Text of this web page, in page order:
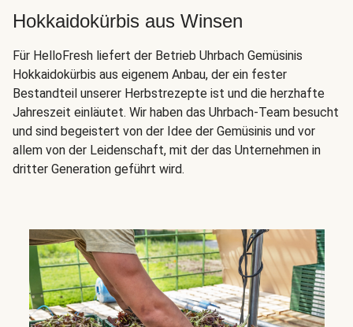
Hokkaidokürbis aus Winsen
Für HelloFresh liefert der Betrieb Uhrbach Gemüsinis
Hokkaidokürbis aus eigenem Anbau, der ein fester
Bestandteil unserer Herbstrezepte ist und die herzhafte
Jahreszeit einläutet. Wir haben das Uhrbach-Team besucht
und sind begeistert von der Idee der Gemüsinis und vor
allem von der Leidenschaft, mit der das Unternehmen in
dritter Generation geführt wird.